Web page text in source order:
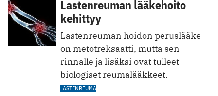
Lastenreuman lääkehoito
kehittyy
Lastenreuman hoidon peruslääke
on metotreksaatti, mutta sen
rinnalle ja lisäksi ovat tulleet
biologiset reumalääkkeet.
LASTENREUMA